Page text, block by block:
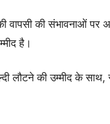
वापसी की संभावनाओं पर
है।
लौटने की उम्मीद के साथ,